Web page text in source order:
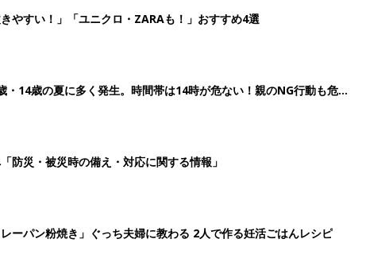
やすい！」「ユニクロ・ZARAも！」おすすめ4選
・14歳の夏に多く発生。時間帯は14時が危ない！親のNG行動も危険
防災・被災時の備え・対応に関する情報」
レーパン粉焼き」ぐっち夫婦に教わる 2人で作る妊活ごはんレシピ